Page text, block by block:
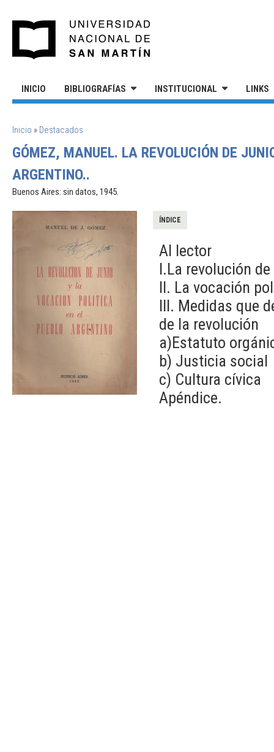
INICIO BIBLIOGRAFÍAS INSTITUCIONAL LINKS
SE ENCUENTRA USTED AQUÍ
Inicio » Destacados
GÓMEZ, MANUEL. LA REVOLUCIÓN DE
ARGENTINO..
Buenos Aires: sin datos, 1945.
ÍNDICE
Al lector
I.La revolución
II. La vocación
III. Medidas que
de la revolución
a)Estatuto
b) Justicia social
c) Cultura cívica
Apéndice.